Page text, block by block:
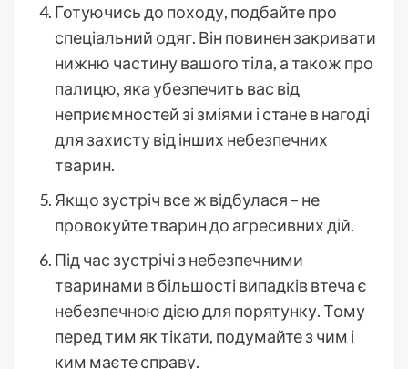
Готуючись до походу, подбайте про
спеціальний одяг. Він повинен закривати
нижню частину вашого тіла, а також про
палицю, яка убезпечить вас від
неприємностей зі зміями і стане в нагоді
для захисту від інших небезпечних
тварин.
Якщо зустріч все ж відбулася – не
провокуйте тварин до агресивних дій.
Під час зустрічі з небезпечними
тваринами в більшості випадків втеча є
небезпечною дією для порятунку. Тому
перед тим як тікати, подумайте з чим і
ким маєте справу.